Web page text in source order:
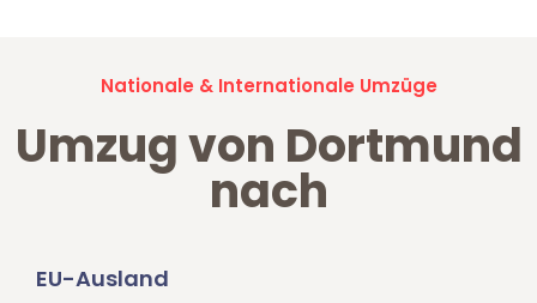
Nationale & Internationale Umzüge
Umzug von Dortmund
nach
EU-Ausland